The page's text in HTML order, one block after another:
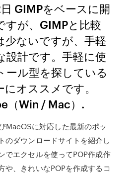
GIMPをベースに開
すが、GIMPと比較
少ないですが、手軽
設計です。手軽に使
ール型を探している
オススメです。
（Win / Mac）.
MacOSに対応した最新のポッ
のダウンロードサイトを紹介し
でエクセルを使ってPOP作成作
や、きれいなPOPを作成するコ